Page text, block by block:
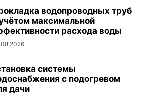
водопроводных труб
максимальной
расхода воды
системы
с подогревом
дачи